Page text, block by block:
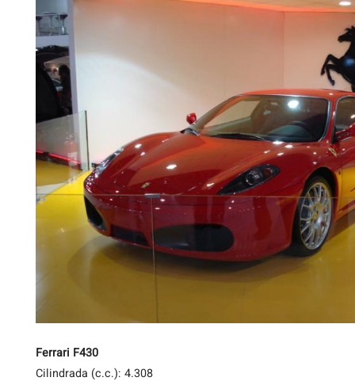
Ferrari F430
Cilindrada (c.c.): 4.308